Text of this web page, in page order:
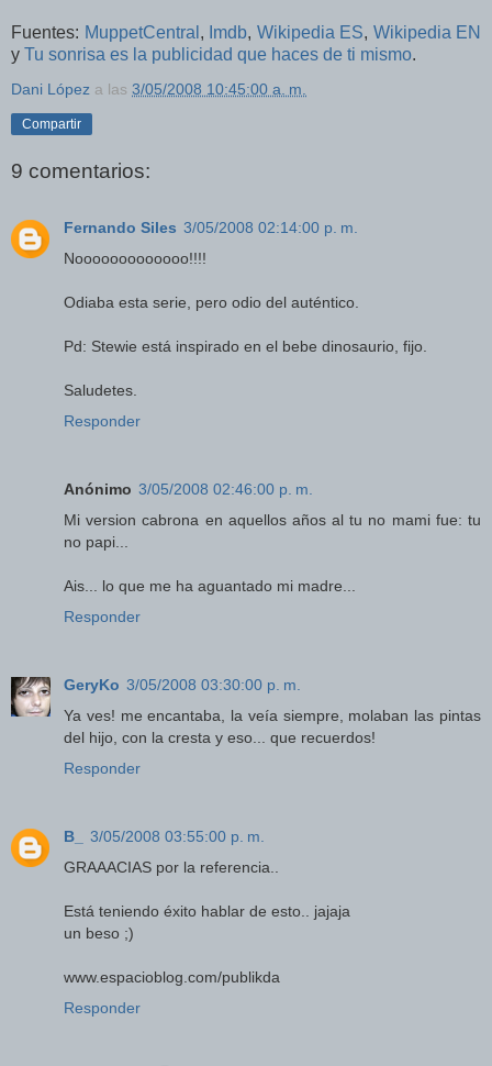
Fuentes: MuppetCentral , Imdb, Wikipedia ES, Wikipedia EN
y Tu sonrisa es la publicidad que haces de ti mismo.
Dani López a las 3/05/2008 10:45:00 a. m.
Compartir
9 comentarios:
Fernando Siles 3/05/2008 02:14:00 p. m.
Nooooooooooooo!!!!
Odiaba esta serie, pero odio del auténtico.
Pd: Stewie está inspirado en el bebe dinosaurio, fijo.
Saludetes.
Responder
Anónimo 3/05/2008 02:46:00 p. m.
Mi version cabrona en aquellos años al tu no mami fue: tu
no papi...
Ais... lo que me ha aguantado mi madre...
Responder
GeryKo 3/05/2008 03:30:00 p. m.
Ya ves! me encantaba, la veía siempre, molaban las pintas
del hijo, con la cresta y eso... que recuerdos!
Responder
B_
3/05/2008 03:55:00 p. m.
GRAAACIAS por la referencia..
Está teniendo éxito hablar de esto.. jajaja
un beso ;)
www.espacioblog.com/publikda
Responder